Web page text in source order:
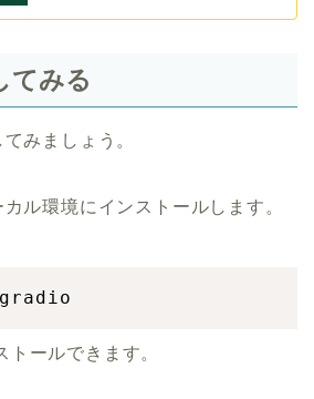
てみる
みましょう。
ル環境にインストールします。
ールできます。